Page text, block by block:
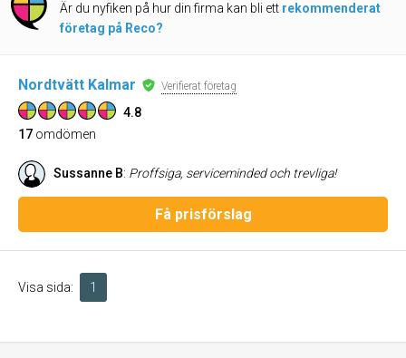
Är du nyfiken på hur din firma kan bli ett rekommenderat
företag på Reco?
Nordtvätt Kalmar Verifierat företag
4.8
17 omdömen
Sussanne B: Proffsiga, serviceminded och trevliga!
Få prisförslag
Visa sida: 1